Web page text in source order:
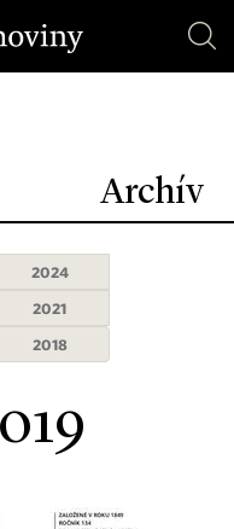
Archív
2024
2021
2018